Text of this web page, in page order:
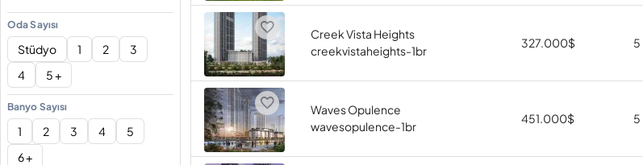
Oda Sayısı
Stüdyo 1 2
3
4
5 +
Banyo Sayısı
1 2 3 4
5
6 +
Creek Vista Heights
creekvistaheights-1br
327.000$ 5
Waves Opulence
wavesopulence-1br
451.000$ 5